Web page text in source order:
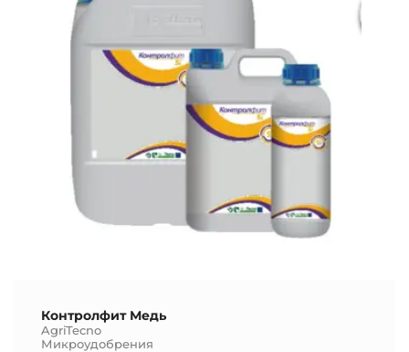
Контролфит Медь
AgriTecno
Микроудобрения